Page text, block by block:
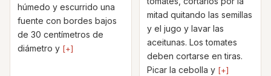
húmedo y escurrido una
fuente con bordes bajos
de 30 centímetros de
diámetro y [+]
mitad quitando las semillas
y el jugo y lavar las
aceitunas. Los tomates
deben cortarse en tiras.
Picar la cebolla y [+]